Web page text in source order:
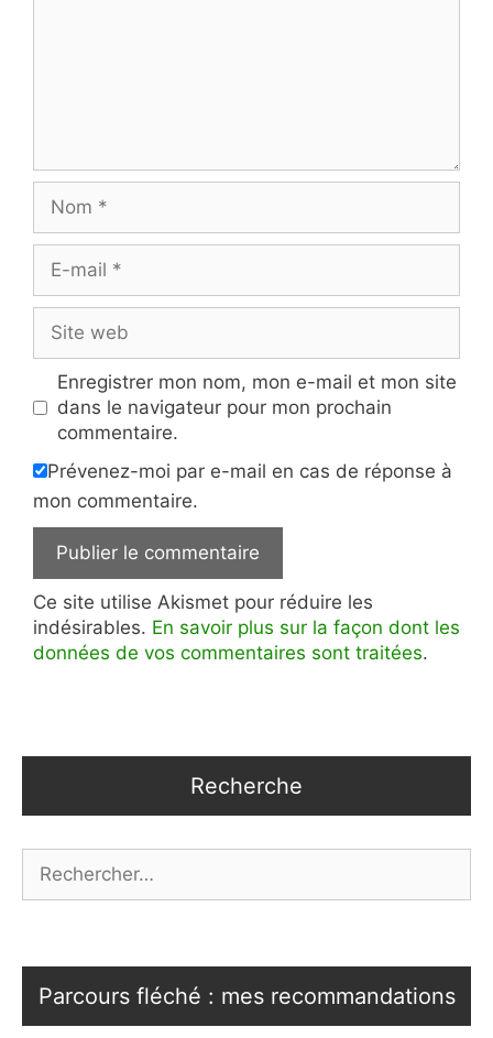
mail
web
Enregistrer mon nom, mon e-mail et mon site
dans le navigateur pour mon prochain
commentaire.
Prévenez-moi par e-mail en cas de réponse à
mon commentaire.
Ce site utilise Akismet pour réduire les
indésirables. En savoir plus sur la façon dont les
données de vos commentaires sont traitées.
Recherche
Parcours fléché : mes recommandations